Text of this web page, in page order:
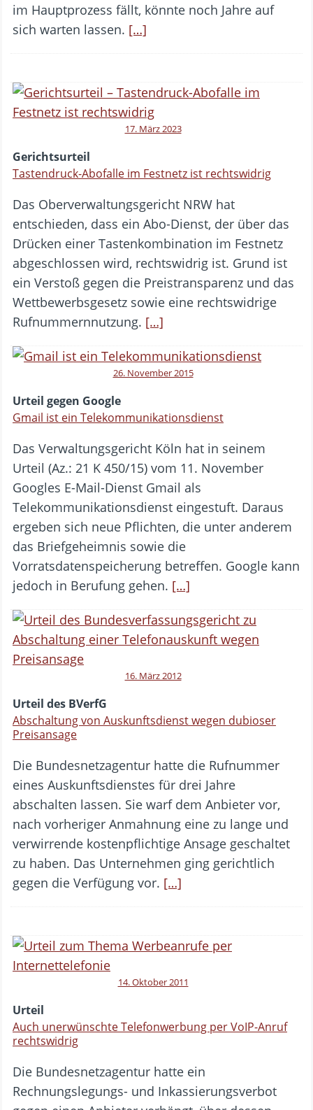
im Hauptprozess fällt, könnte noch Jahre auf
sich warten lassen. […]
17. März 2023
Gerichtsurteil
Tastendruck-Abofalle im Festnetz ist rechtswidrig
Das Oberverwaltungsgericht NRW hat
entschieden, dass ein Abo-Dienst, der über das
Drücken einer Tastenkombination im Festnetz
abgeschlossen wird, rechtswidrig ist. Grund ist
ein Verstoß gegen die Preistransparenz und das
Wettbewerbsgesetz sowie eine rechtswidrige
Rufnummernnutzung. […]
26. November 2015
Urteil gegen Google
Gmail ist ein Telekommunikationsdienst
Das Verwaltungsgericht Köln hat in seinem
Urteil (Az.: 21 K 450/15) vom 11. November
Googles E-Mail-Dienst Gmail als
Telekommunikationsdienst eingestuft. Daraus
ergeben sich neue Pflichten, die unter anderem
das Briefgeheimnis sowie die
Vorratsdatenspeicherung betreffen. Google kann
jedoch in Berufung gehen. […]
16. März 2012
Urteil des BVerfG
Abschaltung von Auskunftsdienst wegen dubioser
Preisansage
Die Bundesnetzagentur hatte die Rufnummer
eines Auskunftsdienstes für drei Jahre
abschalten lassen. Sie warf dem Anbieter vor,
nach vorheriger Anmahnung eine zu lange und
verwirrende kostenpflichtige Ansage geschaltet
zu haben. Das Unternehmen ging gerichtlich
gegen die Verfügung vor. […]
14. Oktober 2011
Urteil
Auch unerwünschte Telefonwerbung per VoIP-Anruf
rechtswidrig
Die Bundesnetzagentur hatte ein
Rechnungslegungs- und Inkassierungsverbot